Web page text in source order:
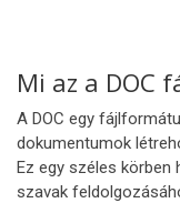
Mi az a DOC
A DOC egy
dokumentumok
Ez egy széles
szavak